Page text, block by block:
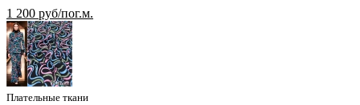
1 200 руб/пог.м.
Плательные ткани